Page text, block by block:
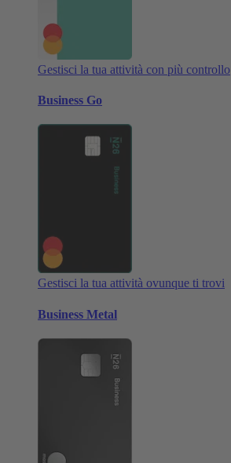
Gestisci la tua attività con più controllo
Business Go
Gestisci la tua attività ovunque ti trovi
Business Metal